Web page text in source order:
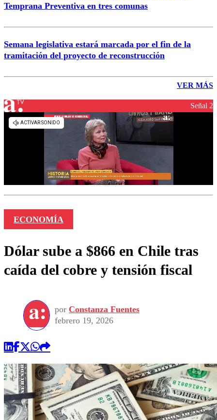
Temprana Preventiva en tres comunas
Semana legislativa estará marcada por el fin de la
tramitación del proyecto de reconstrucción
VER MÁS
Señal 2
ECONOMÍA
Dólar sube a $866 en Chile tras
caída del cobre y tensión fiscal
por Constanza Fuentes
febrero 19, 2026